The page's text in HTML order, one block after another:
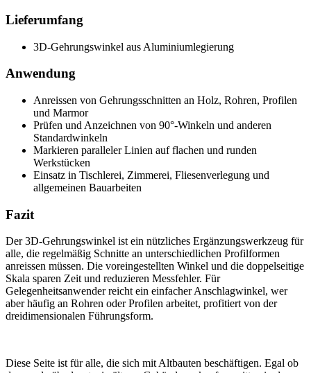
Lieferumfang
3D-Gehrungswinkel aus Aluminiumlegierung
Anwendung
Anreissen von Gehrungsschnitten an Holz, Rohren, Profilen
und Marmor
Prüfen und Anzeichnen von 90°-Winkeln und anderen
Standardwinkeln
Markieren paralleler Linien auf flachen und runden
Werkstücken
Einsatz in Tischlerei, Zimmerei, Fliesenverlegung und
allgemeinen Bauarbeiten
Fazit
Der 3D-Gehrungswinkel ist ein nützliches Ergänzungswerkzeug für
alle, die regelmäßig Schnitte an unterschiedlichen Profilformen
anreissen müssen. Die voreingestellten Winkel und die doppelseitige
Skala sparen Zeit und reduzieren Messfehler. Für
Gelegenheitsanwender reicht ein einfacher Anschlagwinkel, wer
aber häufig an Rohren oder Profilen arbeitet, profitiert von der
dreidimensionalen Führungsform.
Diese Seite ist für alle, die sich mit Altbauten beschäftigen. Egal ob